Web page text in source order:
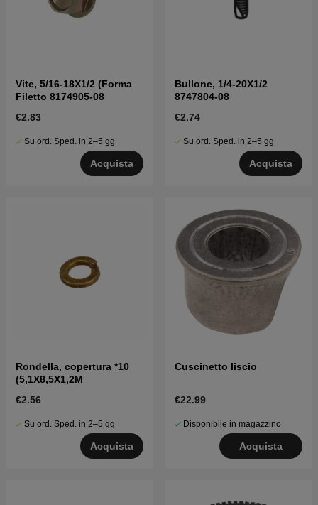
Vite, 5/16-18X1/2 (Forma
Filetto 8174905-08
€2.83
Su ord. Sped. in 2–5 gg
Acquista
Bullone, 1/4-20X1/2
8747804-08
€2.74
Su ord. Sped. in 2–5 gg
Acquista
Rondella, copertura *10
(5,1X8,5X1,2M
€2.56
Su ord. Sped. in 2–5 gg
Acquista
Cuscinetto liscio
€22.99
Disponibile in magazzino
Acquista